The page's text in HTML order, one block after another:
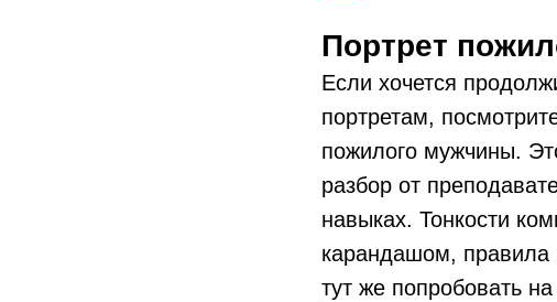
Портрет
Если хочется
портретам,
пожилого мужчины.
разбор от
навыках. Тонкости
карандашом, правила
тут же попробовать на